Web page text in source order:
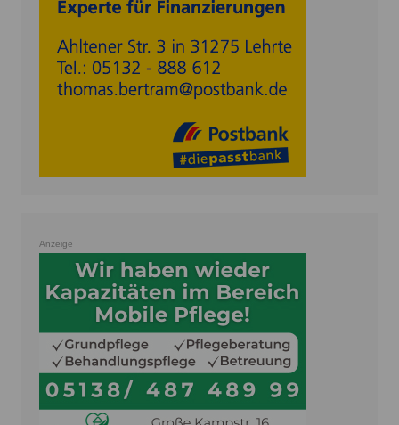
Anzeige